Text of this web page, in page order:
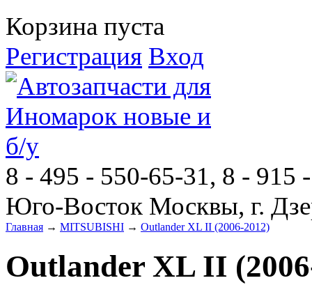
Корзина пуста
Регистрация Вход
8 - 495 - 550-65-31, 8 - 915
Юго-Восток Москвы, г.
Главная → MITSUBISHI → Outlander XL II (2006-2012)
Outlander XL II